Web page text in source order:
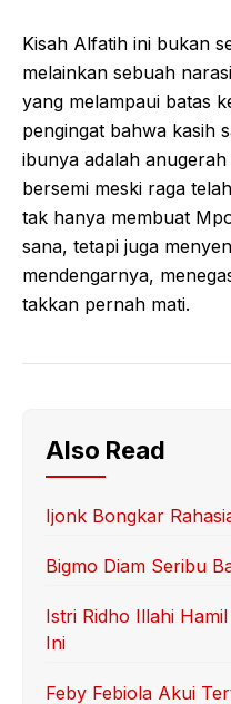
Kisah Alfatih ini bukan
melainkan sebuah
yang melampaui batas
pengingat bahwa kasih
ibunya adalah
bersemi meski raga
tak hanya membuat
sana, tetapi juga
mendengarnya,
takkan pernah mati.
Also Read
Ijonk Bongkar
Bigmo Diam Seribu
Istri Ridho Illahi
Ini
Feby Febiola Akui